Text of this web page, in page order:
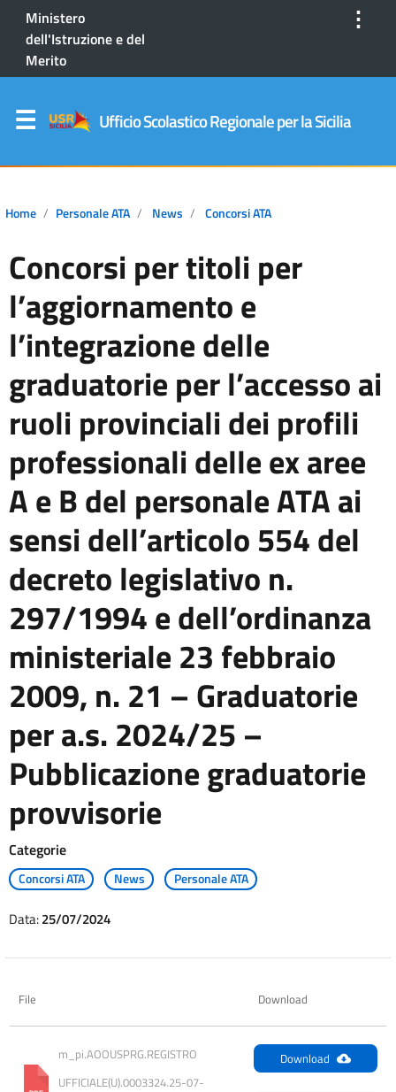
Ministero
dell'Istruzione e del
Merito
⋮
Ufficio Scolastico Regionale per la Sicilia
Home Personale ATA News Concorsi ATA
Concorsi per titoli per
l’aggiornamento e
l’integrazione delle
graduatorie per l’accesso ai
ruoli provinciali dei profili
professionali delle ex aree
A e B del personale ATA ai
sensi dell’articolo 554 del
decreto legislativo n.
297/1994 e dell’ordinanza
ministeriale 23 febbraio
2009, n. 21 – Graduatorie
per a.s. 2024/25 –
Pubblicazione graduatorie
provvisorie
Categorie
Concorsi ATA News Personale ATA
Data:25/07/2024
File Download
m_pi.AOOUSPRG.REGISTRO
UFFICIALE(U).0003324.25-07-
Download